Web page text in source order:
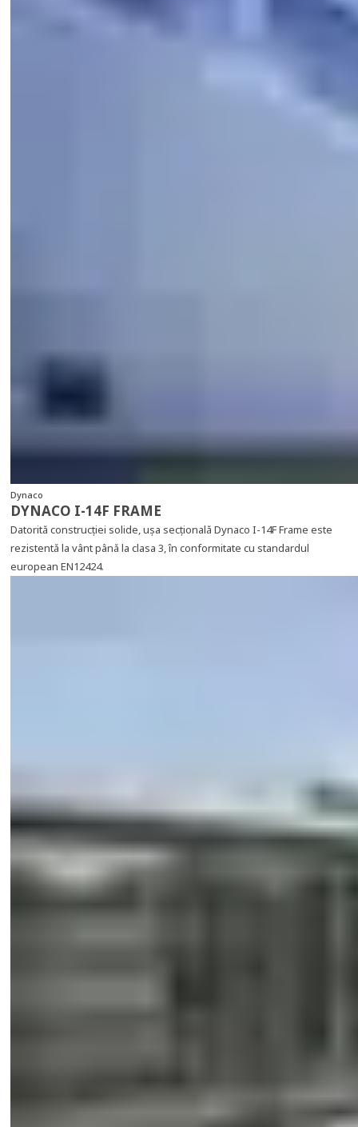
Dynaco
DYNACO I-14F FRAME
Datorită construcției solide, ușa secțională Dynaco I-14F Frame este
rezistentă la vânt până la clasa 3, în conformitate cu standardul
european EN12424.